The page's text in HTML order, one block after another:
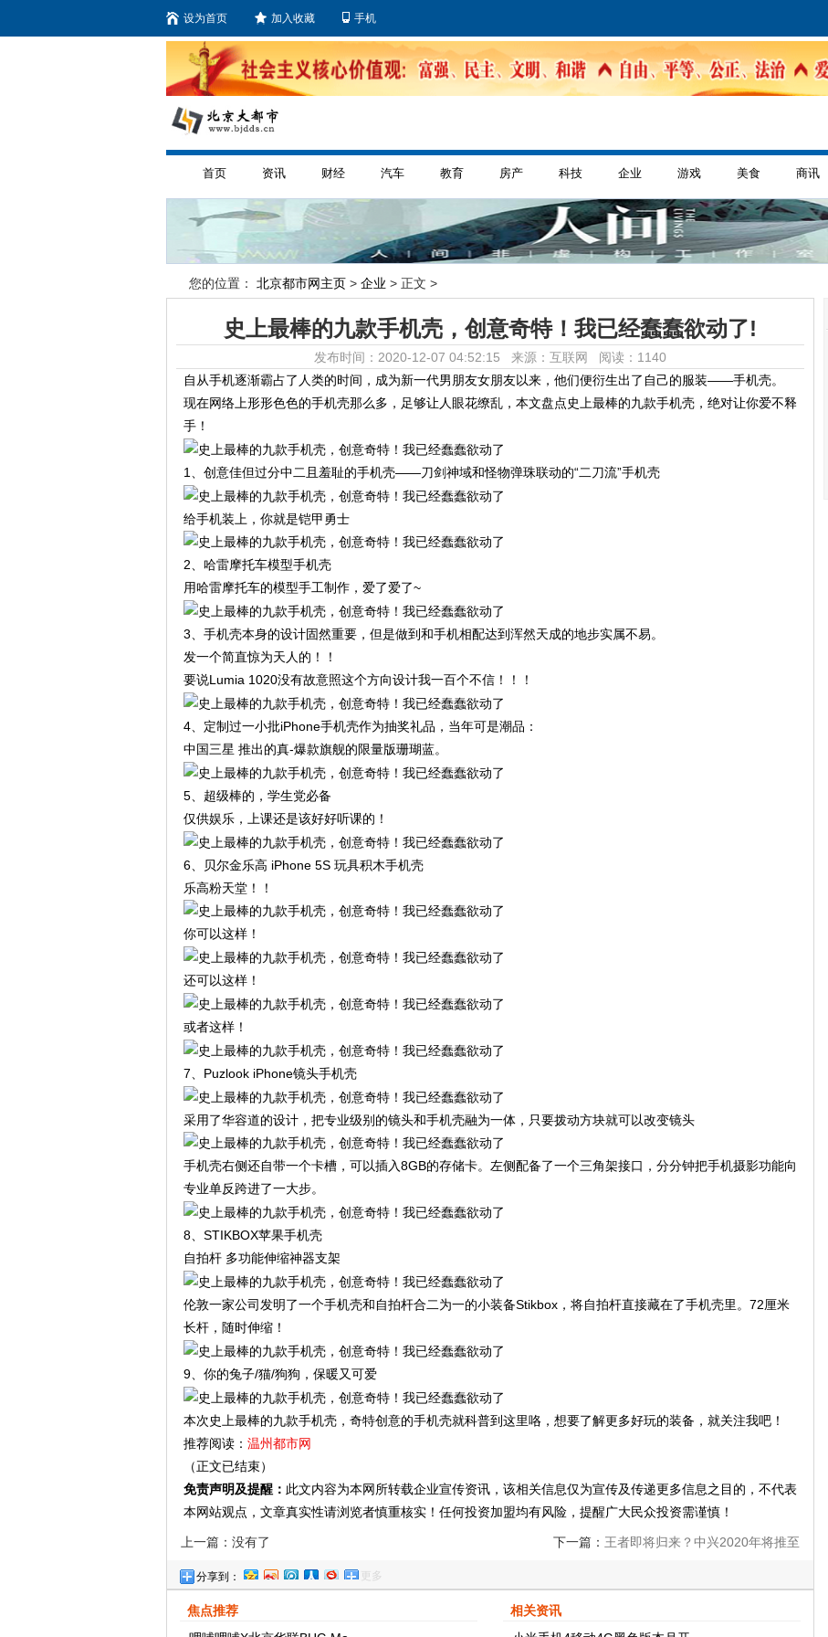
设为首页 加入收藏 手机
首页 资讯 财经 汽车 教育 房产 科技 企业 游戏 美食 商讯
您的位置： 北京都市网主页 > 企业 > 正文 >
史上最棒的九款手机壳，创意奇特！我已经蠢蠢欲动了!
发布时间：2020-12-07 04:52:15 来源：互联网 阅读：1140
自从手机逐渐霸占了人类的时间，成为新一代男朋友女朋友以来，他们便衍生出了自己的服装——手机壳。
现在网络上形形色色的手机壳那么多，足够让人眼花缭乱，本文盘点史上最棒的九款手机壳，绝对让你爱不释
手！
1、创意佳但过分中二且羞耻的手机壳——刀剑神域和怪物弹珠联动的“二刀流”手机壳
给手机装上，你就是铠甲勇士
2、哈雷摩托车模型手机壳
用哈雷摩托车的模型手工制作，爱了爱了~
3、手机壳本身的设计固然重要，但是做到和手机相配达到浑然天成的地步实属不易。
发一个简直惊为天人的！！
要说Lumia 1020没有故意照这个方向设计我一百个不信！！！
4、定制过一小批iPhone手机壳作为抽奖礼品，当年可是潮品：
中国三星 推出的真-爆款旗舰的限量版珊瑚蓝。
5、超级棒的，学生党必备
仅供娱乐，上课还是该好好听课的！
6、贝尔金乐高 iPhone 5S 玩具积木手机壳
乐高粉天堂！！
你可以这样！
还可以这样！
或者这样！
7、Puzlook iPhone镜头手机壳
采用了华容道的设计，把专业级别的镜头和手机壳融为一体，只要拨动方块就可以改变镜头
手机壳右侧还自带一个卡槽，可以插入8GB的存储卡。左侧配备了一个三角架接口，分分钟把手机摄影功能向
专业单反跨进了一大步。
8、STIKBOX苹果手机壳
自拍杆 多功能伸缩神器支架
伦敦一家公司发明了一个手机壳和自拍杆合二为一的小装备Stikbox，将自拍杆直接藏在了手机壳里。72厘米
长杆，随时伸缩！
9、你的兔子/猫/狗狗，保暖又可爱
本次史上最棒的九款手机壳，奇特创意的手机壳就科普到这里咯，想要了解更多好玩的装备，就关注我吧！
推荐阅读： 温州都市网
（正文已结束）
免责声明及提醒： 此文内容为本网所转载企业宣传资讯，该相关信息仅为宣传及传递更多信息之目的，不代表
本网站观点，文章真实性请浏览者慎重核实！任何投资加盟均有风险，提醒广大民众投资需谨慎！
上一篇：没有了 下一篇： 王者即将归来？中兴2020年将推至
分享到： 更多
焦点推荐
相关资讯